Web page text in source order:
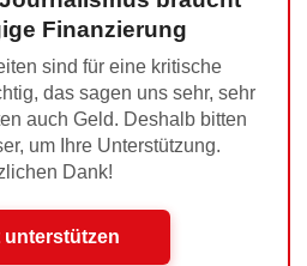
Finanzierung
sind für eine kritische
das sagen uns sehr, sehr
auch Geld. Deshalb bitten
um Ihre Unterstützung.
Dank!
unterstützen